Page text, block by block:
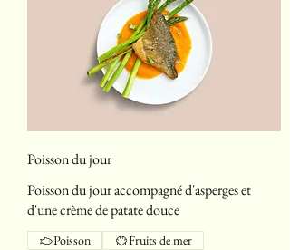
Poisson du jour
Poisson du jour accompagné d'asperges et
d'une crème de patate douce
Poisson Fruits de mer